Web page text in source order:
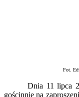
Fot.
Dnia 11 lipca
gościnnie na